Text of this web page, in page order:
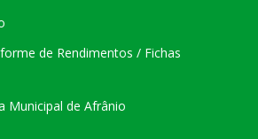
de Rendimentos / Fichas
Municipal de Afrânio